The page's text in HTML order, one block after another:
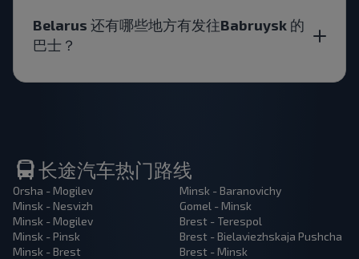
Belarus 还有哪些地方有发往Babruysk 的
巴士？
长途汽车热门路线
Orsha - Mogilev
Minsk - Nesvizh
Minsk - Mogilev
Minsk - Pinsk
Minsk - Brest
Minsk - Baranovichy
Gomel - Minsk
Brest - Terespol
Brest - Bielaviezhskaja Pushcha
Brest - Minsk